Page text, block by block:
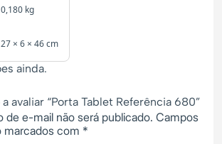
0,180 kg
27 × 6 × 46 cm
ainda.
avaliar “Porta Tablet Referência 680”
de e-mail não será publicado. Campos
marcados com *